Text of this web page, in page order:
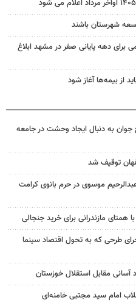
شهرستان باشند
برای دهه پایانی صفر در مشهد ابلاغ
از بیمه‌ها آغاز شود
به دنبال ایجاد وحشت در جامعه
موسوی در حرم بانوی کرامت
همتای مازندرانی برای خرید جنجالی
طرحی که به تحول اقتصاد سینما
آسانی مقابل استقلال خوزستان
امام سید مجتبی خامنه‌ای